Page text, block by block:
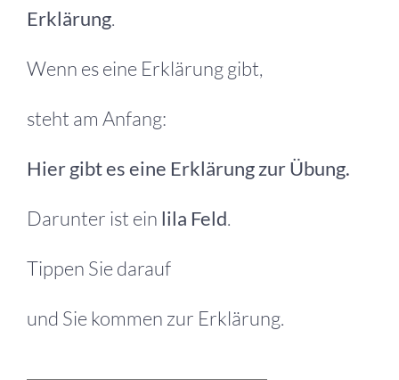
Erklärung.
Wenn es eine Erklärung gibt,
steht am Anfang:
Hier gibt es eine Erklärung zur Übung.
Darunter ist ein lila Feld.
Tippen Sie darauf
und Sie kommen zur Erklärung.